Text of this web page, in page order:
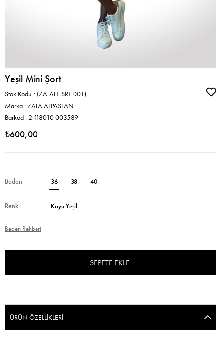
Yeşil Mini Şort
Stok Kodu
(ZA-ALT-SRT-001)
Marka :ZALA ALPASLAN
Barkod : 2 118010 003589
₺600,00
Beden 36 38 40
Renk Koyu Yeşil
Beden Rehberi
ÜRÜN ÖZELLIKLERI